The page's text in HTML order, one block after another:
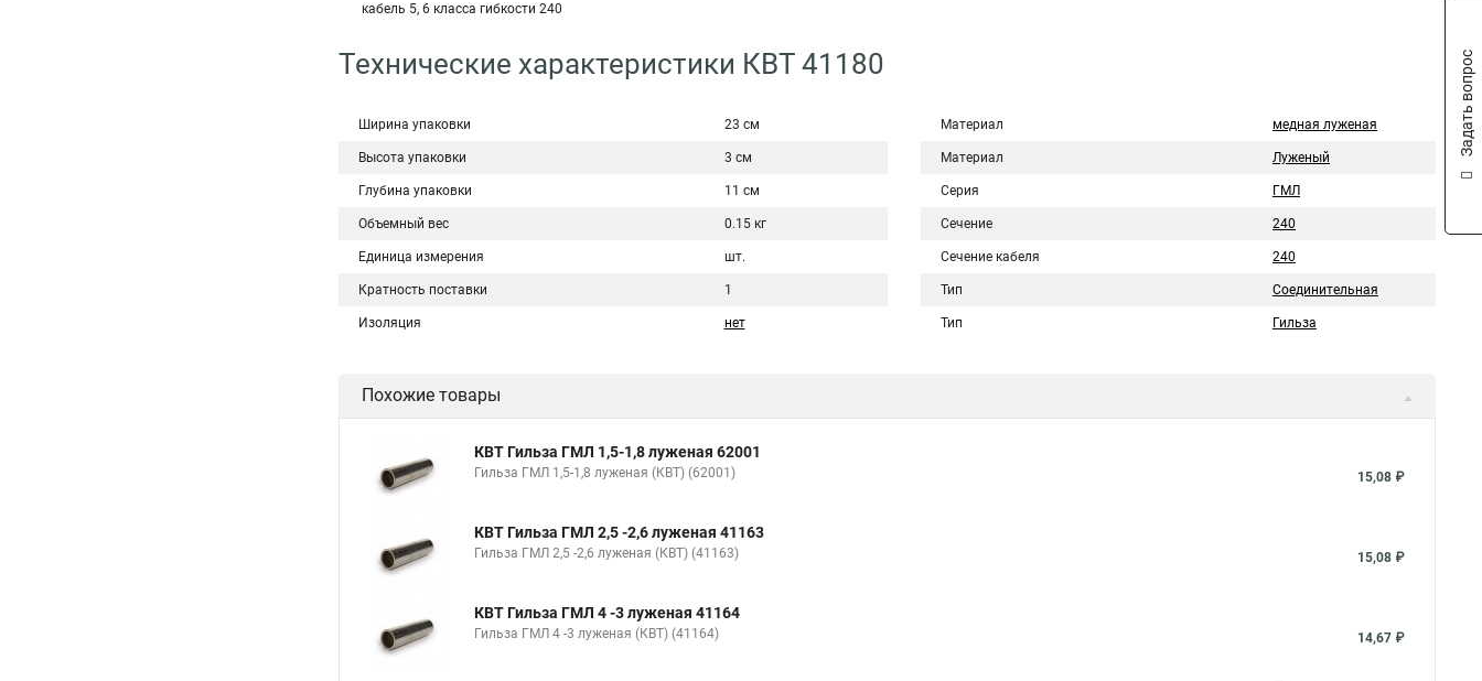
кабель 5, 6 класса гибкости 240
Технические характеристики КВТ 41180
Ширина упаковки 23 см
Высота упаковки 3 см
Глубина упаковки 11 см
Объемный вес 0.15 кг
Единица измерения шт.
Кратность поставки 1
Изоляция нет
Материал медная луженая
Материал Луженый
Серия ГМЛ
Сечение 240
Сечение кабеля 240
Тип Соединительная
Тип Гильза
Похожие товары
КВТ Гильза ГМЛ 1,5-1,8 луженая 62001
Гильза ГМЛ 1,5-1,8 луженая (КВТ) (62001) 15,08 ₽
КВТ Гильза ГМЛ 2,5 -2,6 луженая 41163
Гильза ГМЛ 2,5 -2,6 луженая (КВТ) (41163) 15,08 ₽
КВТ Гильза ГМЛ 4 -3 луженая 41164
Гильза ГМЛ 4 -3 луженая (КВТ) (41164) 14,67 ₽
Задать вопрос